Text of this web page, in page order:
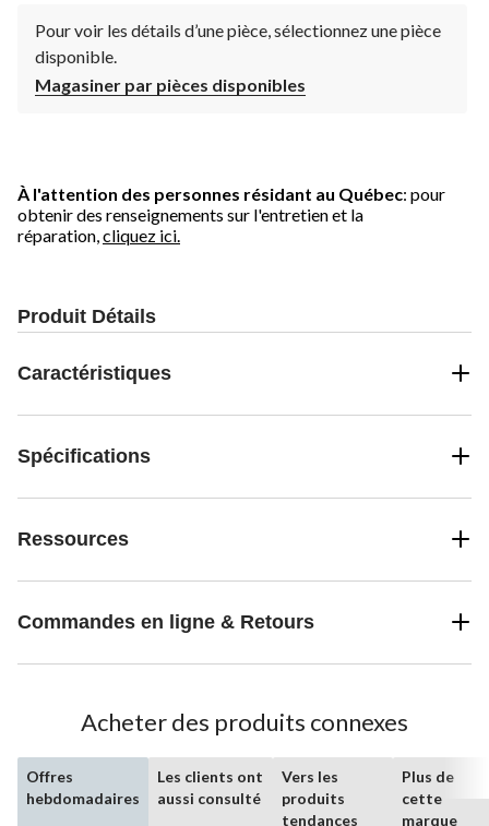
Pour voir les détails d’une pièce, sélectionnez une pièce
disponible.
Magasiner par pièces disponibles
À l'attention des personnes résidant au Québec: pour
obtenir des renseignements sur l'entretien et la
réparation, cliquez ici.
Produit Détails
Caractéristiques
Spécifications
Ressources
Commandes en ligne & Retours
Acheter des produits connexes
Offres
hebdomadaires
Les clients ont
aussi consulté
Vers les
produits
tendances
Plus de
cette
marque